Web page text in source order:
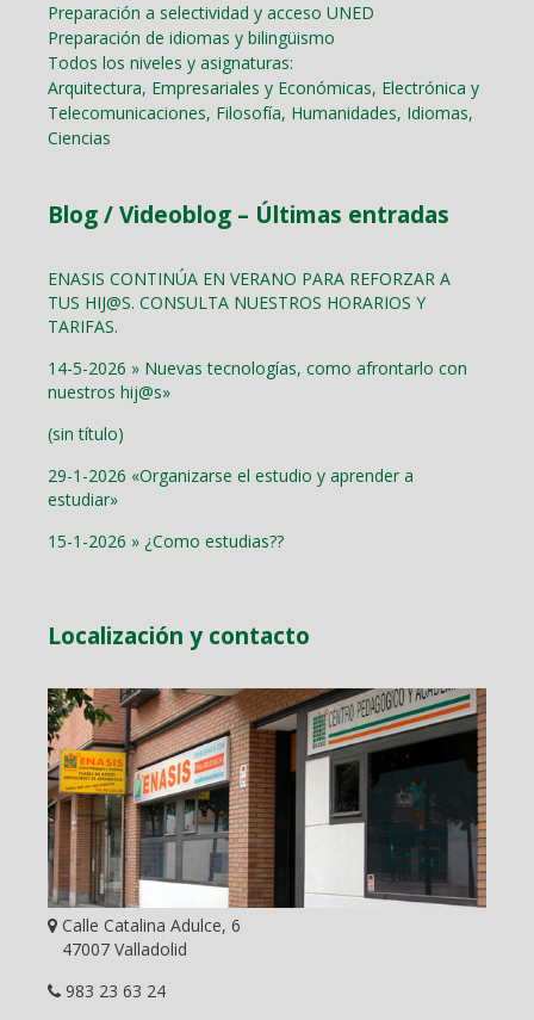
Preparación a selectividad y acceso UNED
Preparación de idiomas y bilingüismo
Todos los niveles y asignaturas:
Arquitectura, Empresariales y Económicas, Electrónica y
Telecomunicaciones, Filosofía, Humanidades, Idiomas,
Ciencias
Blog / Videoblog – Últimas entradas
ENASIS CONTINÚA EN VERANO PARA REFORZAR A
TUS HIJ@S. CONSULTA NUESTROS HORARIOS Y
TARIFAS.
14-5-2026 » Nuevas tecnologías, como afrontarlo con
nuestros hij@s»
(sin título)
29-1-2026 «Organizarse el estudio y aprender a
estudiar»
15-1-2026 » ¿Como estudias??
Localización y contacto
Calle Catalina Adulce, 6
47007 Valladolid
983 23 63 24